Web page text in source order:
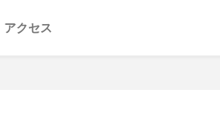
アクセス